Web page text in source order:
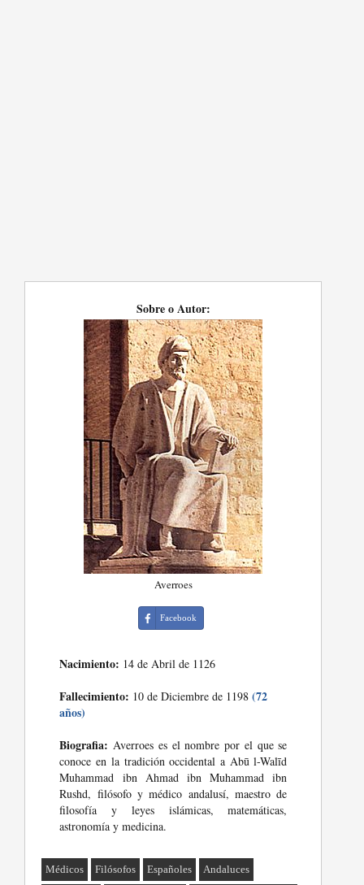
Sobre o Autor:
Averroes
Facebook
Nacimiento: 14 de Abril de 1126
Fallecimiento: 10 de Diciembre de 1198(72
años)
Biografia: Averroes es el nombre por el que se
conoce en la tradición occidental a Abū l-Walīd
Muhammad ibn Ahmad ibn Muhammad ibn
Rushd, filósofo y médico andalusí, maestro de
filosofía y leyes islámicas, matemáticas,
astronomía y medicina.
Médicos Filósofos Españoles Andaluces